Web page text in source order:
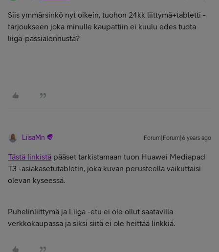
Siis ymmärsinkö nyt oikein, tuohon 24kk liittymä+tabletti -
tarjoukseen joka minulle kaupattiin ei kuulu edes tuota
liiga-passialennusta?
LiisaMn Forum|Forum|6 years ago
Tästä linkistä pääset tarkistamaan tuon Huawei Mediapad
T3 -asiakasetutabletin, joka kuvan perusteella vaikuttaisi
olevan kyseessä.
Puhelinliittymä ja Liiga -etu ei ole ollut saatavilla
verkkokaupassa ja siksi siitä ei ole heittää linkkiä.